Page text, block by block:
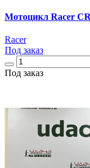
Мотоцикл Racer
Racer
Под заказ
Под заказ